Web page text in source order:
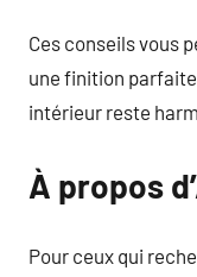
Ces conseils vous
une finition parfaite
intérieur reste
À propos
Pour ceux qui